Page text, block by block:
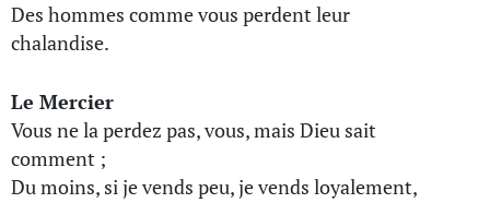
Des hommes comme vous perdent leur
chalandise.
Le Mercier
Vous ne la perdez pas, vous, mais Dieu sait
comment ;
Du moins, si je vends peu, je vends loyalement,